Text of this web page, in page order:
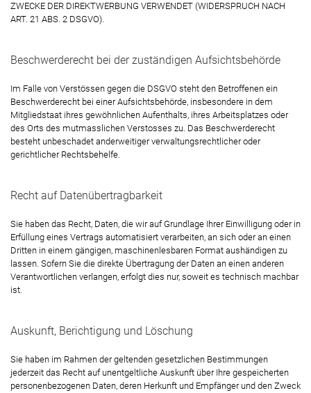
ZWECKE DER DIREKTWERBUNG VERWENDET (WIDERSPRUCH NACH
ART. 21 ABS. 2 DSGVO).
Beschwerde­recht bei der zuständigen Aufsichts­behörde
Im Falle von Verstössen gegen die DSGVO steht den Betroffenen ein
Beschwerderecht bei einer Aufsichtsbehörde, insbesondere in dem
Mitgliedstaat ihres gewöhnlichen Aufenthalts, ihres Arbeitsplatzes oder
des Orts des mutmasslichen Verstosses zu. Das Beschwerderecht
besteht unbeschadet anderweitiger verwaltungsrechtlicher oder
gerichtlicher Rechtsbehelfe.
Recht auf Daten­übertrag­barkeit
Sie haben das Recht, Daten, die wir auf Grundlage Ihrer Einwilligung oder in
Erfüllung eines Vertrags automatisiert verarbeiten, an sich oder an einen
Dritten in einem gängigen, maschinenlesbaren Format aushändigen zu
lassen. Sofern Sie die direkte Übertragung der Daten an einen anderen
Verantwortlichen verlangen, erfolgt dies nur, soweit es technisch machbar
ist.
Auskunft, Berichtigung und Löschung
Sie haben im Rahmen der geltenden gesetzlichen Bestimmungen
jederzeit das Recht auf unentgeltliche Auskunft über Ihre gespeicherten
personenbezogenen Daten, deren Herkunft und Empfänger und den Zweck